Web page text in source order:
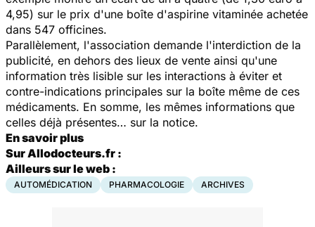
4,95) sur le prix d'une boîte d'aspirine vitaminée achetée
dans 547 officines.
Parallèlement, l'association demande l'interdiction de la
publicité, en dehors des lieux de vente ainsi qu'une
information très lisible sur les interactions à éviter et
contre-indications principales sur la boîte même de ces
médicaments. En somme, les mêmes informations que
celles déjà présentes… sur la notice.
En savoir plus
Sur Allodocteurs.fr :
Ailleurs sur le web :
AUTOMÉDICATION PHARMACOLOGIE ARCHIVES